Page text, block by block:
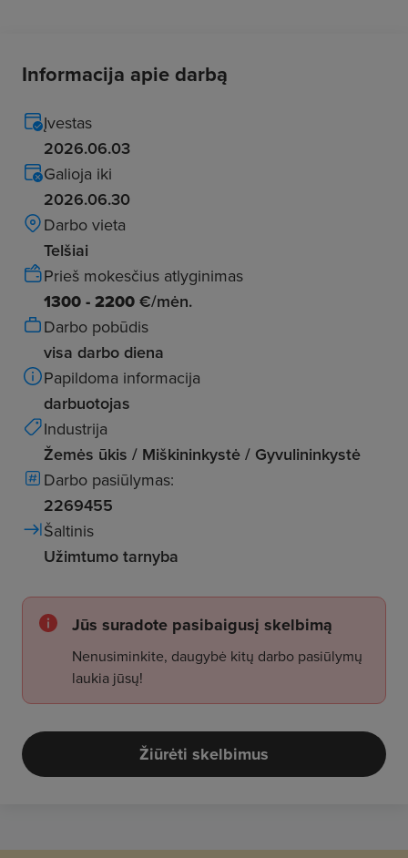
Informacija apie darbą
Įvestas
2026.06.03
Galioja iki
2026.06.30
Darbo vieta
Telšiai
Prieš mokesčius atlyginimas
1300 - 2200 €/mėn.
Darbo pobūdis
visa darbo diena
Papildoma informacija
darbuotojas
Industrija
Žemės ūkis / Miškininkystė / Gyvulininkystė
Darbo pasiūlymas:
2269455
Šaltinis
Užimtumo tarnyba
Jūs suradote pasibaigusį skelbimą
Nenusiminkite, daugybė kitų darbo pasiūlymų
laukia jūsų!
Žiūrėti skelbimus